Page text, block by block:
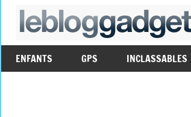
Aller
ENFANTS GPS INCLASSABLES